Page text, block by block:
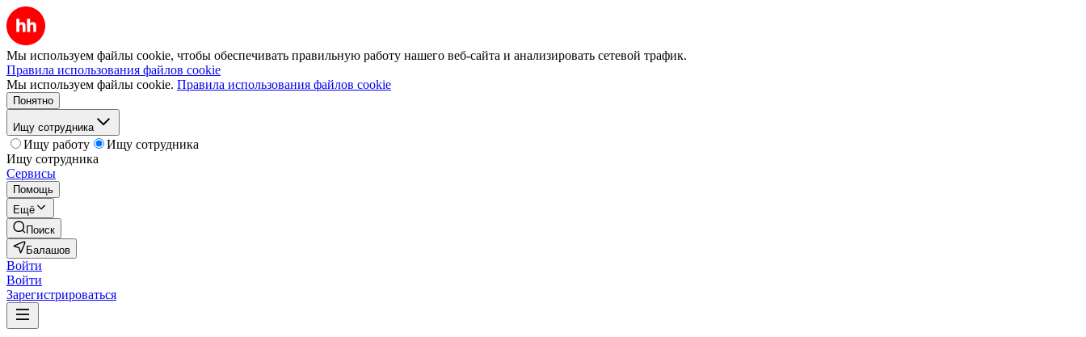
Мы используем файлы cookie, чтобы обеспечивать правильную работу нашего веб-сайта и анализировать сетевой трафик.
Правила использования файлов cookie
Мы используем файлы cookie. Правила использования файлов cookie
Понятно
Ищу сотрудника
Ищу работу
Ищу сотрудника
Ищу сотрудника
Сервисы
Помощь
Ещё
Поиск
Балашов
Войти
Войти
Зарегистрироваться